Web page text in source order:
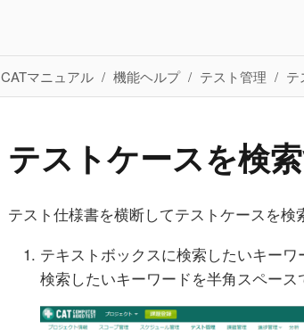
CATマニュアル 機能ヘルプ テスト管理 テ
テストケースを検
テスト仕様書を横断してテストケースを検
テキストボックスに検索したいキー
検索したいキーワードを半角スペース